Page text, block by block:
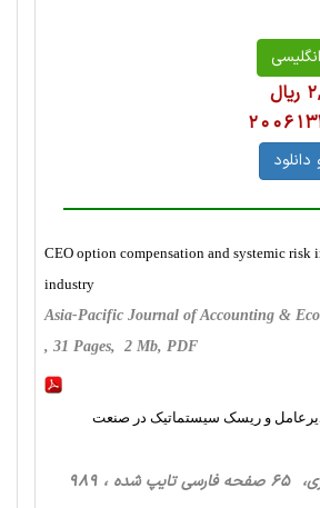
CEO option compensation and systemic risk
industry
Asia-Pacific Journal of Accounting &
, 31 Pages, 2 Mb, PDF
و ریسک سیستماتیک در صنعت
، اقتصاد پول و بانکداری، 65 صفحه فارسی تایپ شده ، 989